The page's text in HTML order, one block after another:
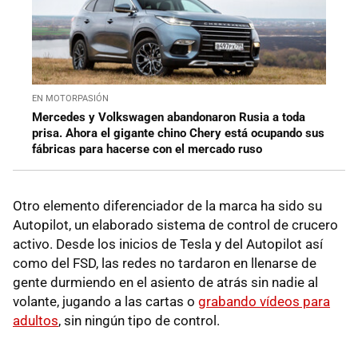
EN MOTORPASIÓN
Mercedes y Volkswagen abandonaron Rusia a toda
prisa. Ahora el gigante chino Chery está ocupando sus
fábricas para hacerse con el mercado ruso
Otro elemento diferenciador de la marca ha sido su
Autopilot, un elaborado sistema de control de crucero
activo. Desde los inicios de Tesla y del Autopilot así
como del FSD, las redes no tardaron en llenarse de
gente durmiendo en el asiento de atrás sin nadie al
volante, jugando a las cartas o grabando vídeos para
adultos, sin ningún tipo de control.